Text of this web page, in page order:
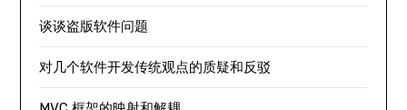
谈谈盗版软件问题
对几个软件开发传统观点的质疑和反驳